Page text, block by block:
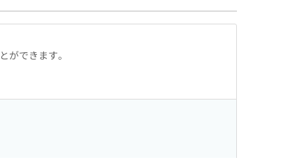
ができます。